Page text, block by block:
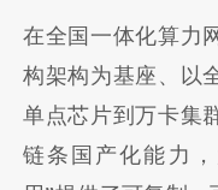
在全国一体化算力
构架构为基座、以
单点芯片到万卡集
链条国产化能力